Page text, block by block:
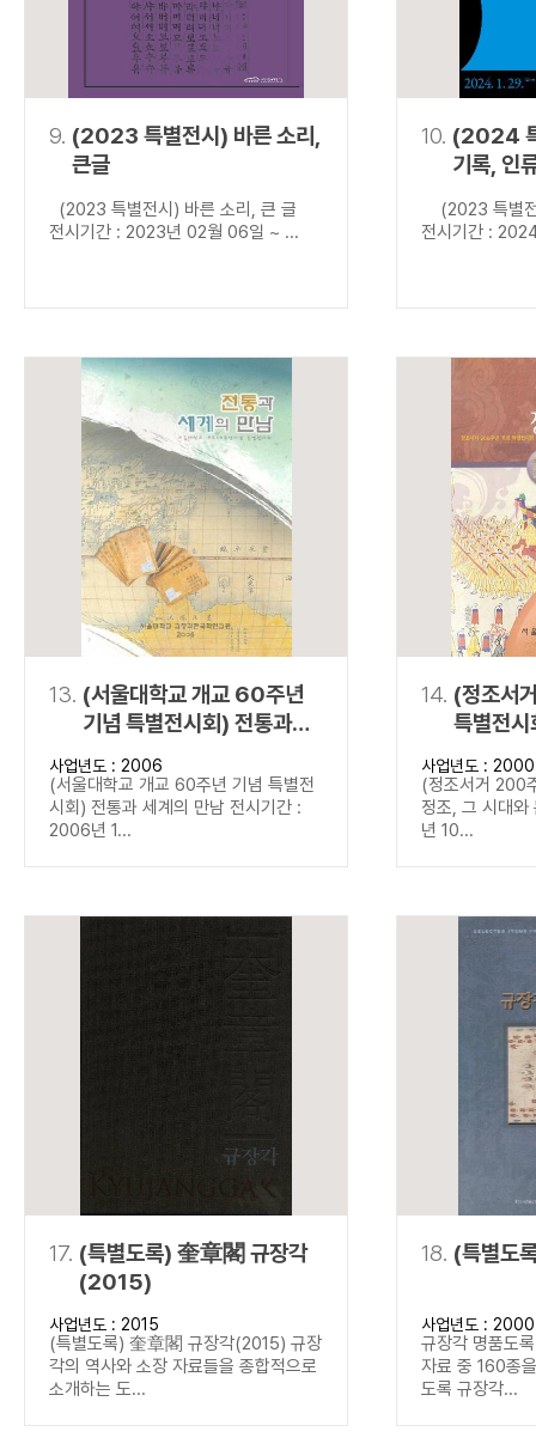
9. (2023 특별전시) 바른 소리,
큰글
(2023 특별전시) 바른 소리, 큰 글
전시기간 : 2023년 02월 06일 ~ ...
10. (2024
기록, 인
(2023 특별
전시기간 :
13. (서울대학교 개교 60주년
기념 특별전시회) 전통과
세계의 만남
사업년도 : 2006
(서울대학교 개교 60주년 기념 특별전
시회) 전통과 세계의 만남 전시기간 :
2006년 1...
14. (정조서
특별전
문화
사업년도 : 2000
(정조서거 200
정조, 그 시대
년 10...
17. (특별도록) 奎章閣 규장각
(2015)
사업년도 : 2015
(특별도록) 奎章閣 규장각(2015) 규장
각의 역사와 소장 자료들을 종합적으로
소개하는 도...
18. (특별도
사업년도 : 2000
규장각 명품도
자료 중 160종
도록 규장각...